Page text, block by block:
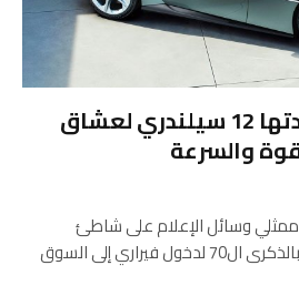
فيراري قدمت جديدتها 12 سيلندري لعشاق
والسرعة
وسائل الإعلام على شاطئ
ميامي،ولمناسبة الإحتفال بالذكرى ال70 لدخول فيراري إلى السوق